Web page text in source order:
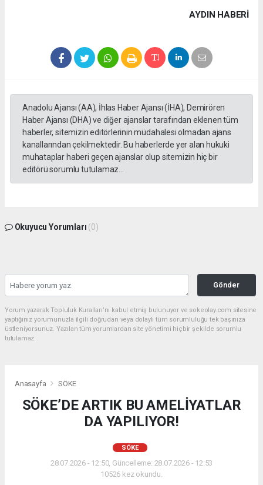
AYDIN HABERİ
Anadolu Ajansı (AA), İhlas Haber Ajansı (İHA), Demirören
Haber Ajansı (DHA) ve diğer ajanslar tarafından eklenen tüm
haberler, sitemizin editörlerinin müdahalesi olmadan ajans
kanallarından çekilmektedir. Bu haberlerde yer alan hukuki
muhataplar haberi geçen ajanslar olup sitemizin hiç bir
editörü sorumlu tutulamaz...
Okuyucu Yorumları (0)
Gönder
Yorum yazarak Topluluk Kuralları’nı kabul etmiş bulunuyor ve sokeolay.com sitesine
yaptığınız yorumunuzla ilgili doğrudan veya dolaylı tüm sorumluluğu tek başınıza
üstleniyorsunuz. Yazılan tüm yorumlardan site yönetimi hiçbir şekilde sorumlu
tutulamaz.
Anasayfa SÖKE
SÖKE’DE ARTIK BU AMELİYATLAR
DA YAPILIYOR!
SÖKE
28.07.2026 - 12:50, Güncelleme: 28.07.2026 - 12:53
10526 kez okundu.